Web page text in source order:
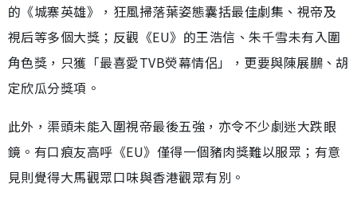
的《城寨英雄》，狂風掃落葉姿態囊括最佳劇集、視帝及
視后等多個大獎；反觀《EU》的王浩信、朱千雪未有入圍
角色獎，只獲「最喜愛TVB熒幕情侶」，更要與陳展鵬、胡
定欣瓜分獎項。
此外，渠頭未能入圍視帝最後五強，亦令不少劇迷大跌眼
鏡。有口痕友高呼《EU》僅得一個豬肉獎難以服眾；有意
見則覺得大馬觀眾口味與香港觀眾有別。